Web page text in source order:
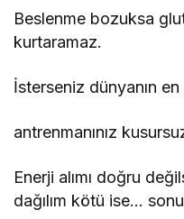
Beslenme bozuksa
kurtaramaz.
İsterseniz dünyanın en
antrenmanınız
Enerji alımı doğru
dağılım kötü ise…